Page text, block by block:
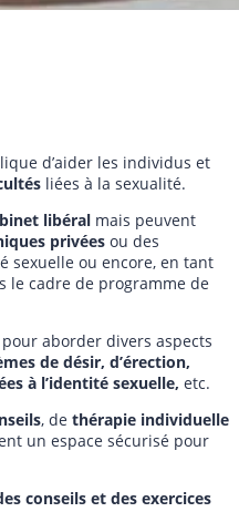
d’aider les individus et
liées à la sexualité.
libéral mais peuvent
privées ou des
sexuelle ou encore, en tant
le cadre de programme de
aborder divers aspects
de désir, d’érection,
à l’identité sexuelle, etc.
, de thérapie individuelle
un espace sécurisé pour
conseils et des exercices